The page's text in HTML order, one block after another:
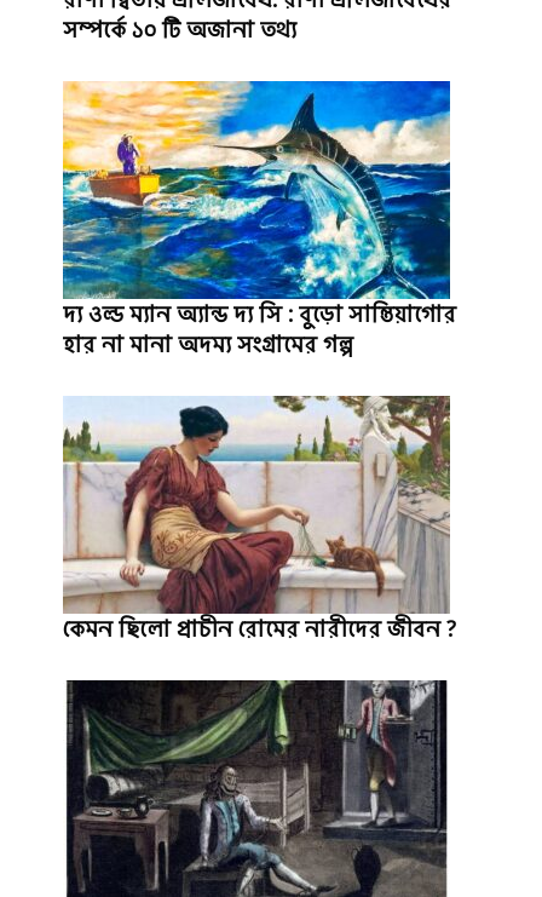
সম্পর্কে ১০ টি অজানা তথ্য
দ্য ওল্ড ম্যান অ্যান্ড দ্য সি : বুড়ো সান্তিয়াগোর
হার না মানা অদম্য সংগ্রামের গল্প
কেমন ছিলো প্রাচীন রোমের নারীদের জীবন ?